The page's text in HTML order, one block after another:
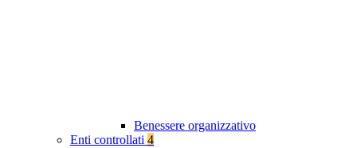
Benessere organizzativo
Enti controllati 4